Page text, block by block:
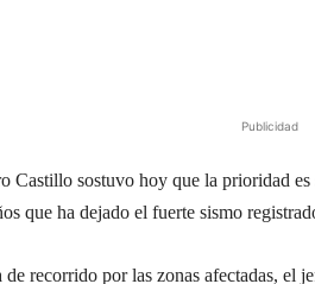
Publicidad
Castillo sostuvo hoy que la prioridad
que ha dejado el fuerte sismo
de recorrido por las zonas afectadas, el